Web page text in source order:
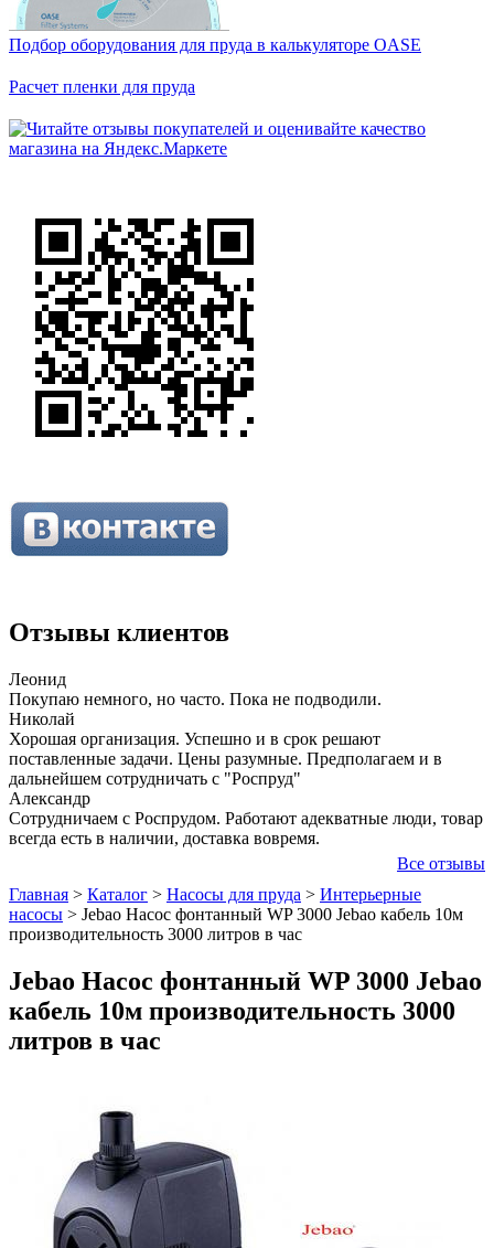
Подбор оборудования для пруда в калькуляторе OASE
Расчет пленки для пруда
Отзывы клиентов
Леонид
Покупаю немного, но часто. Пока не подводили.
Николай
Хорошая организация. Успешно и в срок решают
поставленные задачи. Цены разумные. Предполагаем и в
дальнейшем сотрудничать с "Роспруд"
Александр
Сотрудничаем с Роспрудом. Работают адекватные люди, товар
всегда есть в наличии, доставка вовремя.
Все отзывы
Главная > Каталог > Насосы для пруда > Интерьерные
насосы > Jebao Насос фонтанный WP 3000 Jebao кабель 10м
производительность 3000 литров в час
Jebao Насос фонтанный WP 3000 Jebao
кабель 10м производительность 3000
литров в час